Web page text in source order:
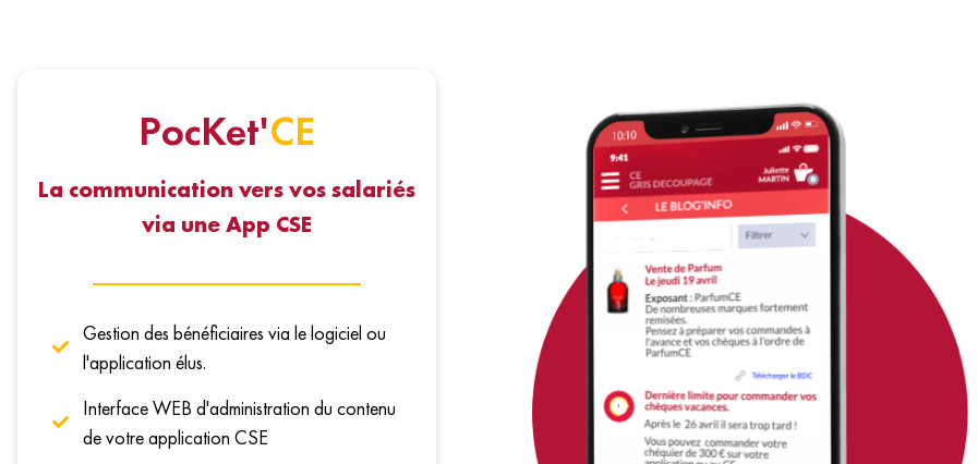
PocKet'CE
La communication vers vos salariés
via une App CSE
Gestion des bénéficiaires via le logiciel ou
l'application élus.
Interface WEB d'administration du contenu
de votre application CSE